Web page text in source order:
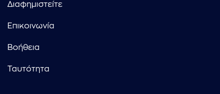
Διαφημιστείτε
Επικοινωνία
Βοήθεια
Ταυτότητα